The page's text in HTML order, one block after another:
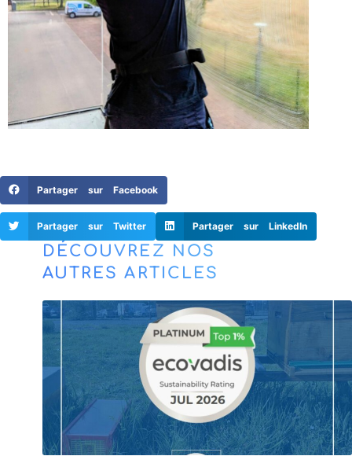
Partager sur Facebook
Partager sur Twitter Partager sur LinkedIn
DÉCOUVREZ NOS
AUTRES ARTICLES